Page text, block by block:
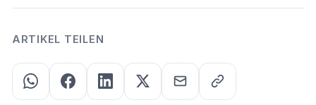
ARTIKEL TEILEN